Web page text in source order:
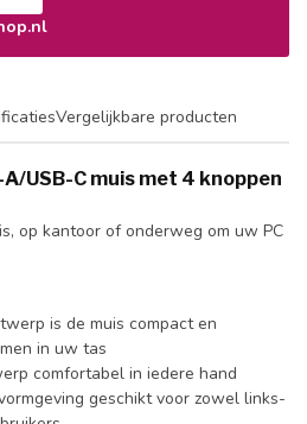
Vergelijkbare producten
A/USB-C muis met 4 knoppen
op kantoor of onderweg om uw PC
is de muis compact en
in uw tas
comfortabel in iedere hand
geschikt voor zowel links-